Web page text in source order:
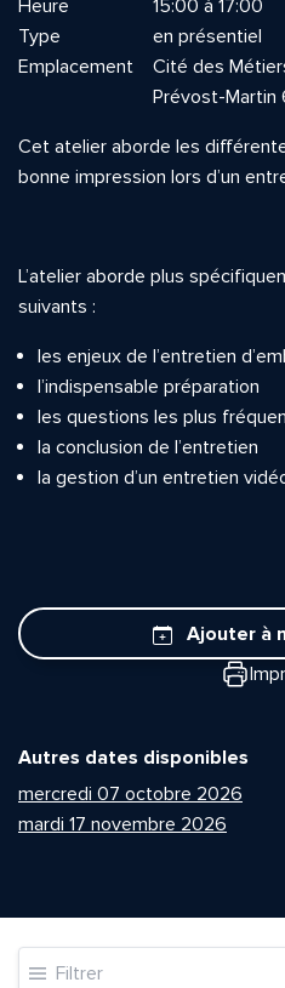
Heure
15:00 à 17:00
Type
en présentiel
Emplacement
Cité des
Prévost-Martin
Cet atelier aborde les
bonne impression lors d’un
L’atelier aborde plus
suivants :
les enjeux de l’entretien
l’indispensable préparation
les questions les plus
la conclusion de l’entretien
la gestion d’un entretien
Ajouter à
Autres dates disponibles
mercredi 07 octobre 2026
mardi 17 novembre 2026
Filtrer